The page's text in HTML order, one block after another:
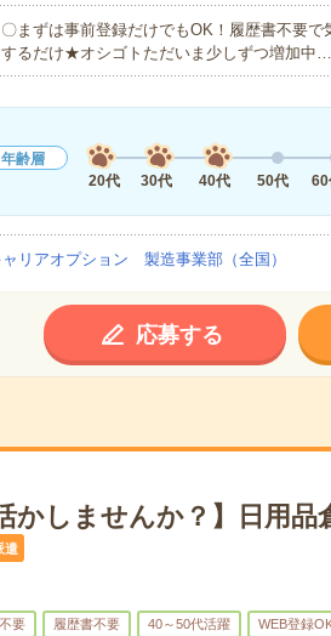
まずは事前登録だけでもOK！履歴書不要で
るだけ★オシゴトただいま少しずつ増加中…
年齢層
20代
30代 40代 50代 60
リアオプション 製造事業部（全国）
応募する
かしませんか？】日用品
遣
要 履歴書不要 40～50代活躍 WEB登録